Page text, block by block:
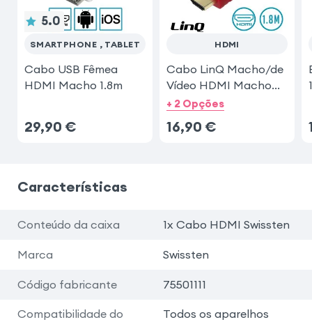
5.0
SMARTPHONE , TABLET
Cabo USB Fêmea
HDMI Macho 1.8m
29,90 €
HDMI
Cabo LinQ Macho/de
Vídeo HDMI Macho
1.8m
+ 2 Opções
16,90 €
Características
Conteúdo da caixa 1x Cabo HDMI Swissten
Marca Swissten
Código fabricante 75501111
Compatibilidade do
Todos os aparelhos